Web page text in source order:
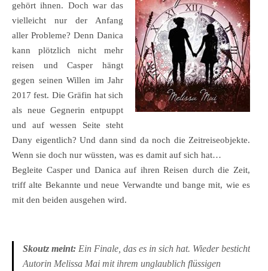
gehört ihnen. Doch war das
vielleicht nur der Anfang
aller Probleme? Denn Danica
kann plötzlich nicht mehr
reisen und Casper hängt
gegen seinen Willen im Jahr
2017 fest. Die Gräfin hat sich
als neue Gegnerin entpuppt
und auf wessen Seite steht
Dany eigentlich? Und dann sind da noch die Zeitreiseobjekte.
Wenn sie doch nur wüssten, was es damit auf sich hat…
Begleite Casper und Danica auf ihren Reisen durch die Zeit,
triff alte Bekannte und neue Verwandte und bange mit, wie es
mit den beiden ausgehen wird.
Skoutz meint: Ein Finale, das es in sich hat. Wieder besticht
Autorin Melissa Mai mit ihrem unglaublich flüssigen